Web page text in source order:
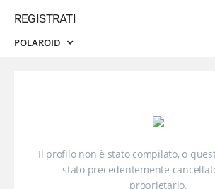
REGISTRATI
POLAROID
Il profilo non è stato compilato, o
stato precedentemente
proprietario.